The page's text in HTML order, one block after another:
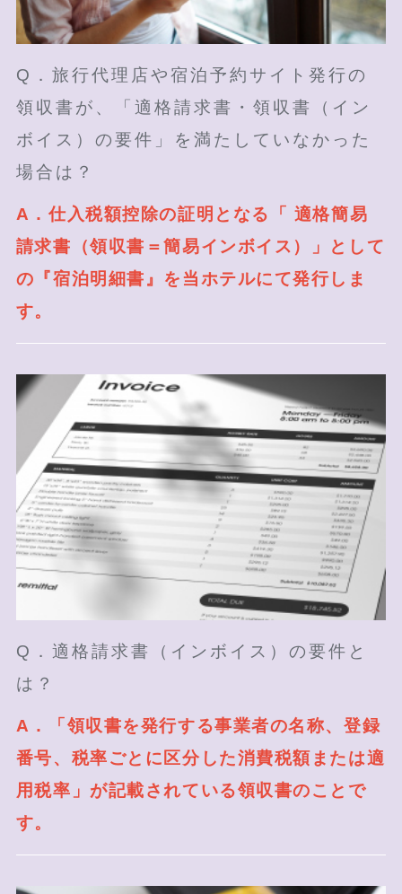
Q．旅行代理店や宿泊予約サイト発行の
領収書が、「適格請求書・領収書（イン
ボイス）の要件」を満たしていなかった
場合は？
A．仕入税額控除の証明となる「 適格簡易
請求書（領収書＝簡易インボイス）」として
の『宿泊明細書』を当ホテルにて発行しま
す。
Q．適格請求書（インボイス）の要件と
は？
A．「領収書を発行する事業者の名称、登録
番号、税率ごとに区分した消費税額または適
用税率」が記載されている領収書のことで
す。